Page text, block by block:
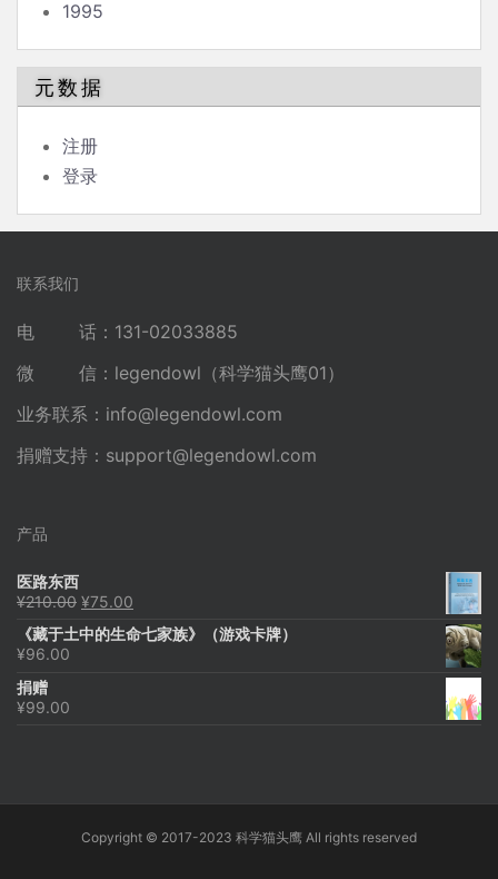
1995
元数据
注册
登录
联系我们
电 话：131-02033885
微 信：legendowl（科学猫头鹰01）
业务联系： info@legendowl.com
捐赠支持： support@legendowl.com
产品
医路东西
¥210.00 原
为：
¥75.00
价
《藏于土中的生命七家族》（游戏卡牌）
¥96.00
捐赠
¥99.00
Copyright © 2017-2023 科学猫头鹰 All rights reserved